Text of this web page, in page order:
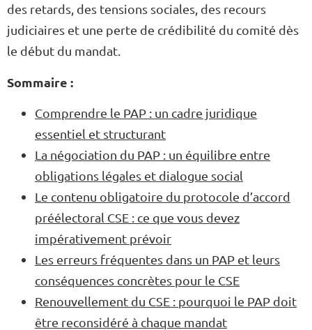
des retards, des tensions sociales, des recours
judiciaires et une perte de crédibilité du comité dès
le début du mandat.
Sommaire :
Comprendre le PAP : un cadre juridique
essentiel et structurant
La négociation du PAP : un équilibre entre
obligations légales et dialogue social
Le contenu obligatoire du protocole d’accord
préélectoral CSE : ce que vous devez
impérativement prévoir
Les erreurs fréquentes dans un PAP et leurs
conséquences concrètes pour le CSE
Renouvellement du CSE : pourquoi le PAP doit
être reconsidéré à chaque mandat